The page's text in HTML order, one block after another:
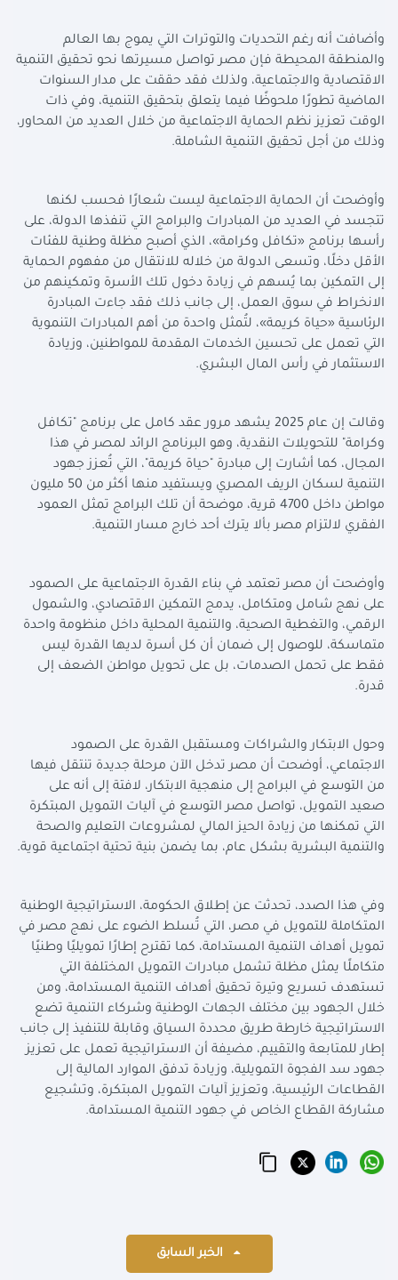
وأضافت أنه رغم التحديات والتوترات التي يموج بها العالم
والمنطقة المحيطة فإن مصر تواصل مسيرتها نحو تحقيق التنمية
الاقتصادية والاجتماعية، ولذلك فقد حققت على مدار السنوات
الماضية تطورًا ملحوظًا فيما يتعلق بتحقيق التنمية، وفي ذات
الوقت تعزيز نظم الحماية الاجتماعية من خلال العديد من المحاور،
وذلك من أجل تحقيق التنمية الشاملة.
وأوضحت أن الحماية الاجتماعية ليست شعارًا فحسب لكنها
تتجسد في العديد من المبادرات والبرامج التي تنفذها الدولة، على
رأسها برنامج «تكافل وكرامة»، الذي أصبح مظلة وطنية للفئات
الأقل دخلًا، وتسعى الدولة من خلاله للانتقال من مفهوم الحماية
إلى التمكين بما يُسهم في زيادة دخول تلك الأسرة وتمكينهم من
الانخراط في سوق العمل، إلى جانب ذلك فقد جاءت المبادرة
الرئاسية «حياة كريمة»، لتُمثل واحدة من أهم المبادرات التنموية
التي تعمل على تحسين الخدمات المقدمة للمواطنين، وزيادة
الاستثمار في رأس المال البشري.
وقالت إن عام 2025 يشهد مرور عقد كامل على برنامج "تكافل
وكرامة" للتحويلات النقدية، وهو البرنامج الرائد لمصر في هذا
المجال، كما أشارت إلى مبادرة "حياة كريمة"، التي تُعزز جهود
التنمية لسكان الريف المصري ويستفيد منها أكثر من 50 مليون
مواطن داخل 4700 قرية، موضحة أن تلك البرامج تمثل العمود
الفقري لالتزام مصر بألا يترك أحد خارج مسار التنمية.
وأوضحت أن مصر تعتمد في بناء القدرة الاجتماعية على الصمود
على نهج شامل ومتكامل، يدمج التمكين الاقتصادي، والشمول
الرقمي، والتغطية الصحية، والتنمية المحلية داخل منظومة واحدة
متماسكة، للوصول إلى ضمان أن كل أسرة لديها القدرة ليس
فقط على تحمل الصدمات، بل على تحويل مواطن الضعف إلى
قدرة.
وحول الابتكار والشراكات ومستقبل القدرة على الصمود
الاجتماعي، أوضحت أن مصر تدخل الآن مرحلة جديدة تنتقل فيها
من التوسع في البرامج إلى منهجية الابتكار، لافتة إلى أنه على
صعيد التمويل، تواصل مصر التوسع في آليات التمويل المبتكرة
التي تمكنها من زيادة الحيز المالي لمشروعات التعليم والصحة
والتنمية البشرية بشكل عام، بما يضمن بنية تحتية اجتماعية قوية.
وفي هذا الصدد، تحدثت عن إطلاق الحكومة، الاستراتيجية الوطنية
المتكاملة للتمويل في مصر، التي تُسلط الضوء على نهج مصر في
تمويل أهداف التنمية المستدامة، كما تقترح إطارًا تمويليًا وطنيًا
متكاملًا يمثل مظلة تشمل مبادرات التمويل المختلفة التي
تستهدف تسريع وتيرة تحقيق أهداف التنمية المستدامة، ومن
خلال الجهود بين مختلف الجهات الوطنية وشركاء التنمية تضع
الاستراتيجية خارطة طريق محددة السياق وقابلة للتنفيذ إلى جانب
إطار للمتابعة والتقييم، مضيفة أن الاستراتيجية تعمل على تعزيز
جهود سد الفجوة التمويلية، وزيادة تدفق الموارد المالية إلى
القطاعات الرئيسية، وتعزيز آليات التمويل المبتكرة، وتشجيع
مشاركة القطاع الخاص في جهود التنمية المستدامة.
الخبر السابق